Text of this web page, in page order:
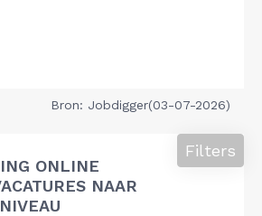
Bron: Jobdigger(03-07-2026)
ONLINE
NAAR
Filters